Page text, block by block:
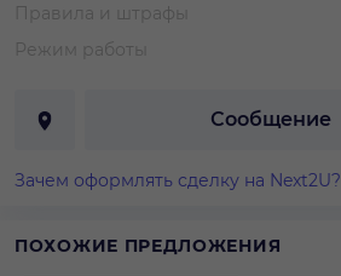
Правила и штрафы
Режим работы
Сообщение
Зачем оформлять сделку на Next2U?
ПОХОЖИЕ ПРЕДЛОЖЕНИЯ